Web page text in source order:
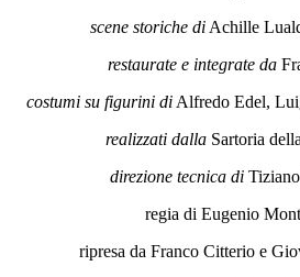
scene storiche di Achille
restaurate e integrate da
costumi su figurini di Alfredo Edel,
realizzati dalla Sartoria
direzione tecnica di
regia di Eugenio
ripresa da Franco Citterio e